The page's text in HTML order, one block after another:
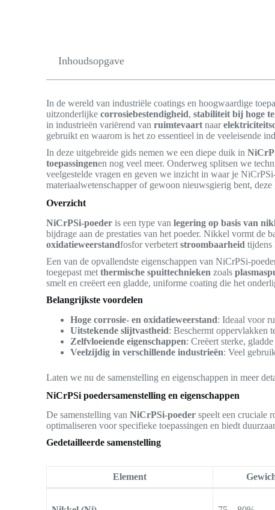
Inhoudsopgave
In de wereld van industriële coatings en hoogwaardige
uitzonderlijkecorrosiebestendigheid,stabiliteit bij hoge
in industrieën variërend vanruimtevaart naar
gebruikt en waarom is het zo essentieel in de veeleisende
In deze uitgebreide gids nemen we een diepe duik in
toepassingenen nog veel meer. Onderweg splitsen we
veelgestelde vragen en geven we inzicht in waar je
materiaalwetenschapper of gewoon nieuwsgierig bent,
Overzicht
NiCrPSi-poeder is een type vanlegering op basis van
bijdrage aan de prestaties van het poeder. Nikkel vormt de
oxidatieweerstandfosfor verbetertstroombaarheid tijdens
Een van de opvallendste eigenschappen van NiCrPSi-
toegepast metthermische spuittechnieken zoals
smelt en creëert een gladde, uniforme coating die het
Belangrijkste voordelen
Hoge corrosie- en oxidatieweerstand: Ideaal voor
Uitstekende slijtvastheid: Beschermt oppervlakken
Zelfvloeiende eigenschappen: Creëert sterke,
Veelzijdig in verschillende industrieën: Veel
Laten we nu de samenstelling en eigenschappen in meer
NiCrPSi poedersamenstelling en eigenschappen
De samenstelling vanNiCrPSi-poeder speelt een cruciale
optimaliseren voor specifieke toepassingen en biedt
Gedetailleerde samenstelling
Element